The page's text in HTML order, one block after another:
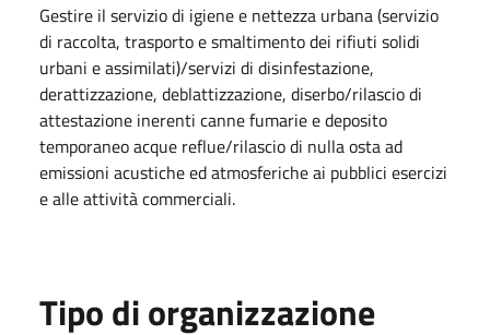
Gestire il servizio di igiene e nettezza urbana (servizio
di raccolta, trasporto e smaltimento dei rifiuti solidi
urbani e assimilati)/servizi di disinfestazione,
derattizzazione, deblattizzazione, diserbo/rilascio di
attestazione inerenti canne fumarie e deposito
temporaneo acque reflue/rilascio di nulla osta ad
emissioni acustiche ed atmosferiche ai pubblici esercizi
e alle attività commerciali.
Tipo di organizzazione